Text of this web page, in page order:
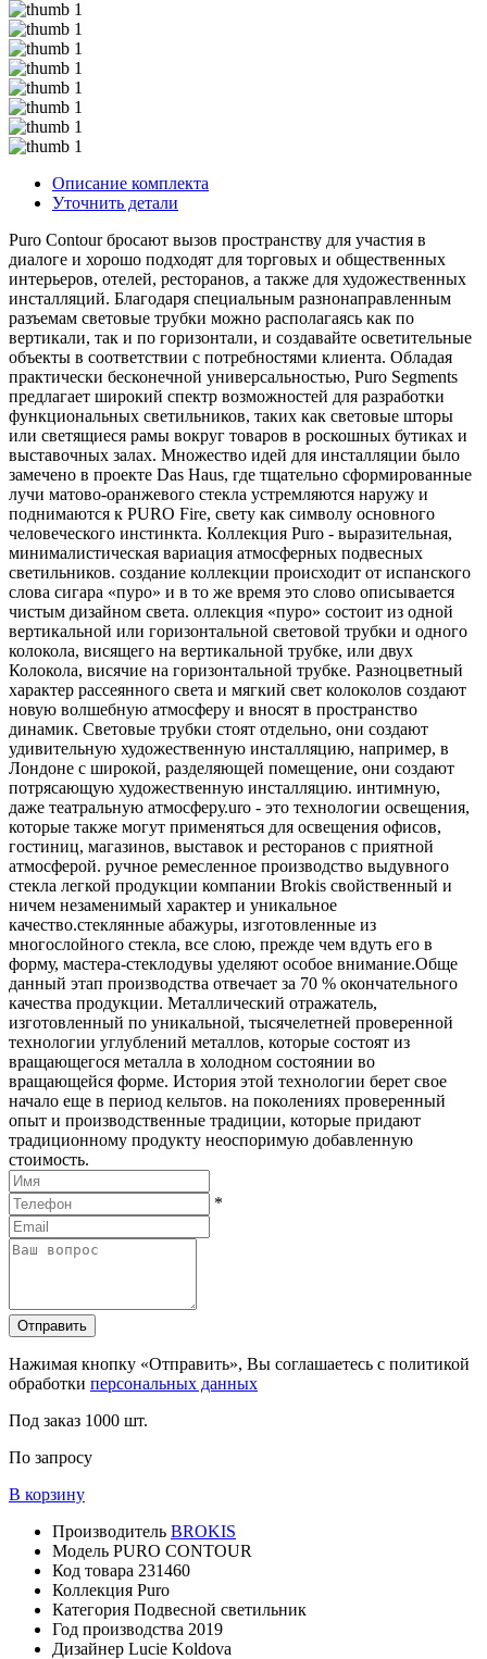
Описание комплекта
Уточнить детали
Puro Contour бросают вызов пространству для участия в
диалоге и хорошо подходят для торговых и общественных
интерьеров, отелей, ресторанов, а также для художественных
инсталляций. Благодаря специальным разнонаправленным
разъемам световые трубки можно располагаясь как по
вертикали, так и по горизонтали, и создавайте осветительные
объекты в соответствии с потребностями клиента. Обладая
практически бесконечной универсальностью, Puro Segments
предлагает широкий спектр возможностей для разработки
функциональных светильников, таких как световые шторы
или светящиеся рамы вокруг товаров в роскошных бутиках и
выставочных залах. Множество идей для инсталляции было
замечено в проекте Das Haus, где тщательно сформированные
лучи матово-оранжевого стекла устремляются наружу и
поднимаются к PURO Fire, свету как символу основного
человеческого инстинкта. Коллекция Puro - выразительная,
минималистическая вариация атмосферных подвесных
светильников. создание коллекции происходит от испанского
слова сигара «пуро» и в то же время это слово описывается
чистым дизайном света. оллекция «пуро» состоит из одной
вертикальной или горизонтальной световой трубки и одного
колокола, висящего на вертикальной трубке, или двух
Колокола, висячие на горизонтальной трубке. Разноцветный
характер рассеянного света и мягкий свет колоколов создают
новую волшебную атмосферу и вносят в пространство
динамик. Световые трубки стоят отдельно, они создают
удивительную художественную инсталляцию, например, в
Лондоне с широкой, разделяющей помещение, они создают
потрясающую художественную инсталляцию. интимную,
даже театральную атмосферу.uro - это технологии освещения,
которые также могут применяться для освещения офисов,
гостиниц, магазинов, выставок и ресторанов с приятной
атмосферой. ручное ремесленное производство выдувного
стекла легкой продукции компании Brokis свойственный и
ничем незаменимый характер и уникальное
качество.стеклянные абажуры, изготовленные из
многослойного стекла, все слою, прежде чем вдуть его в
форму, мастера-стеклодувы уделяют особое внимание.Обще
данный этап производства отвечает за 70 % окончательного
качества продукции. Металлический отражатель,
изготовленный по уникальной, тысячелетней проверенной
технологии углублений металлов, которые состоят из
вращающегося металла в холодном состоянии во
вращающейся форме. История этой технологии берет свое
начало еще в период кельтов. на поколениях проверенный
опыт и производственные традиции, которые придают
традиционному продукту неоспоримую добавленную
стоимость.
*
Отправить
Нажимая кнопку «Отправить», Вы соглашаетесь с политикой
обработки персональных данных
Под заказ 1000 шт.
По запросу
В корзину
Производитель BROKIS
Модель PURO CONTOUR
Код товара 231460
Коллекция Puro
Категория Подвесной светильник
Год производства 2019
Дизайнер Lucie Koldova